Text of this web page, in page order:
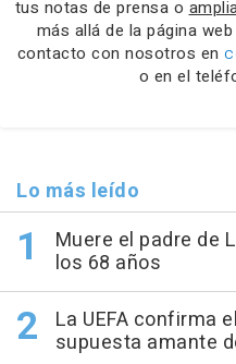
tus notas de prensa o
más allá de la página web
contacto con nosotros en
o en el
Lo más leído
Muere el padre de
los 68 años
La UEFA confirma
supuesta amante